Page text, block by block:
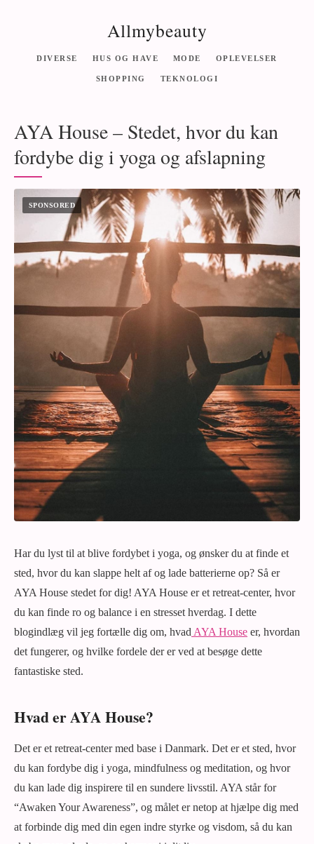
Allmybeauty
DIVERSE HUS OG HAVE MODE OPLEVELSER
SHOPPING TEKNOLOGI
AYA House – Stedet, hvor du kan
fordybe dig i yoga og afslapning
Har du lyst til at blive fordybet i yoga, og ønsker du at finde et
sted, hvor du kan slappe helt af og lade batterierne op? Så er
AYA House stedet for dig! AYA House er et retreat-center, hvor
du kan finde ro og balance i en stresset hverdag. I dette
blogindlæg vil jeg fortælle dig om, hvad AYA House er, hvordan
det fungerer, og hvilke fordele der er ved at besøge dette
fantastiske sted.
Hvad er AYA House?
Det er et retreat-center med base i Danmark. Det er et sted, hvor
du kan fordybe dig i yoga, mindfulness og meditation, og hvor
du kan lade dig inspirere til en sundere livsstil. AYA står for
“Awaken Your Awareness”, og målet er netop at hjælpe dig med
at forbinde dig med din egen indre styrke og visdom, så du kan